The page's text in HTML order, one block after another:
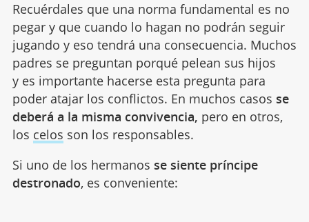
Recuérdales que una norma fundamental es no
pegar y que cuando lo hagan no podrán seguir
jugando y eso tendrá una consecuencia. Muchos
padres se preguntan porqué pelean sus hijos
y es importante hacerse esta pregunta para
poder atajar los conflictos. En muchos casos se
deberá a la misma convivencia, pero en otros,
los celos son los responsables.
Si uno de los hermanos se siente príncipe
destronado, es conveniente: